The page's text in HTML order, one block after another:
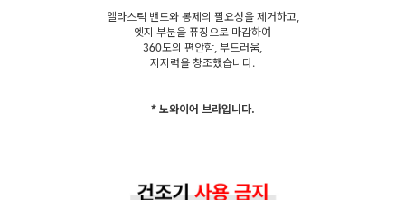
엘라스틱 밴드와 봉제의 필요성을 제거하고,
엣지 부분을 퓨징으로 마감하여
360도의 편안함, 부드러움,
지지력을 창조했습니다.
* 노와이어 브라입니다.